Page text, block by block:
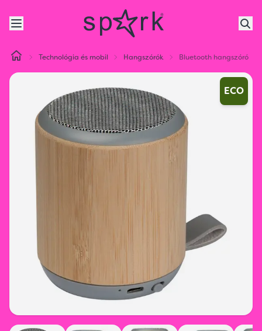
Technológia és mobil Hangszórók Bluetooth hangszóró
ECO